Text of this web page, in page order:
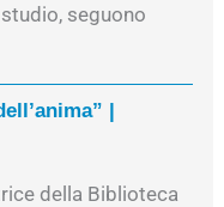
seguono
|
della Biblioteca